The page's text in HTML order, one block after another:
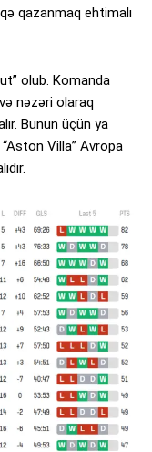
qazanmaq ehtimalı
olub. Komanda
nəzəri olaraq
Bunun üçün ya
Villa” Avropa